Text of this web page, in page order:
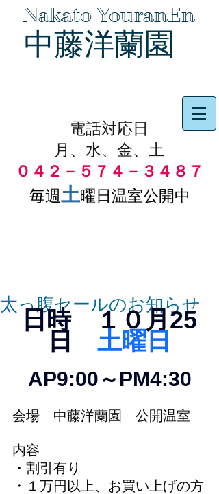
Nakato YouranEn
中藤洋蘭園
電話対応日
月、水、金、土
０４２－５７４－３４８７
毎週土曜日温室公開中
太っ腹セールのお知らせ
日時　１０月25
日 土曜日
AP9:00～PM4:30
会場　中藤洋蘭園　公開温室
内容
・割引有り
・１万円以上、お買い上げの方